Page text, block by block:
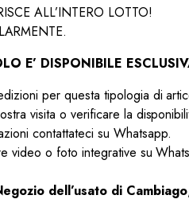
ALL’INTERO LOTTO!
E’ DISPONIBILE
per questa tipologia di
visita o verificare la
contattateci su Whatsapp.
video o foto integrative su
dell’usato di Cambiago